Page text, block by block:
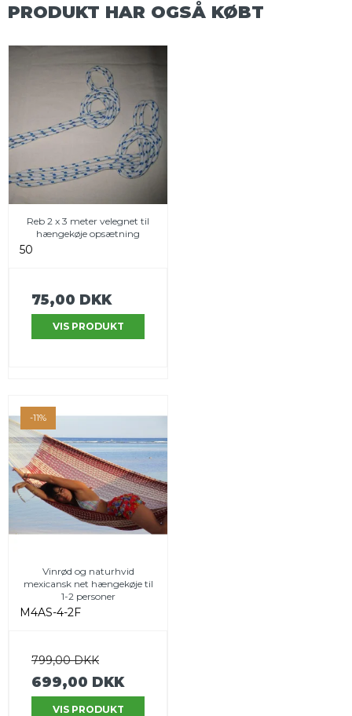
PRODUKT HAR OGSÅ KØBT
Reb 2 x 3 meter velegnet til
hængekøje opsætning
50
75,00 DKK
VIS PRODUKT
-11%
Vinrød og naturhvid
mexicansk net hængekøje til
1-2 personer
M4AS-4-2F
799,00 DKK
699,00 DKK
VIS PRODUKT